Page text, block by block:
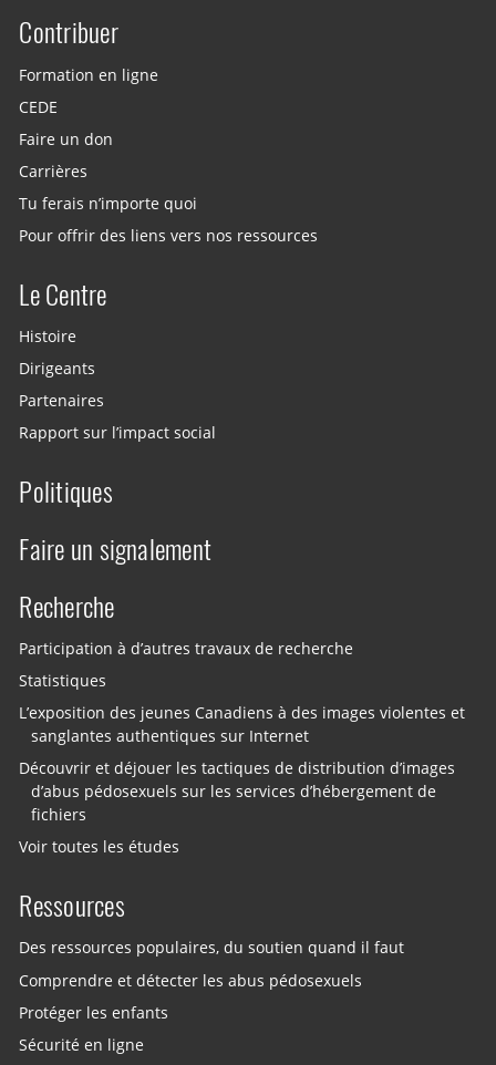
Site menu
Contribuer
Formation en ligne
CEDE
Faire un don
Carrières
Tu ferais n’importe quoi
Pour offrir des liens vers nos ressources
Le Centre
Histoire
Dirigeants
Partenaires
Rapport sur l’impact social
Politiques
Faire un signalement
Recherche
Participation à d’autres travaux de recherche
Statistiques
L’exposition des jeunes Canadiens à des images violentes et
sanglantes authentiques sur Internet
Découvrir et déjouer les tactiques de distribution d’images
d’abus pédosexuels sur les services d’hébergement de
fichiers
Voir toutes les études
Ressources
Des ressources populaires, du soutien quand il faut
Comprendre et détecter les abus pédosexuels
Protéger les enfants
Sécurité en ligne